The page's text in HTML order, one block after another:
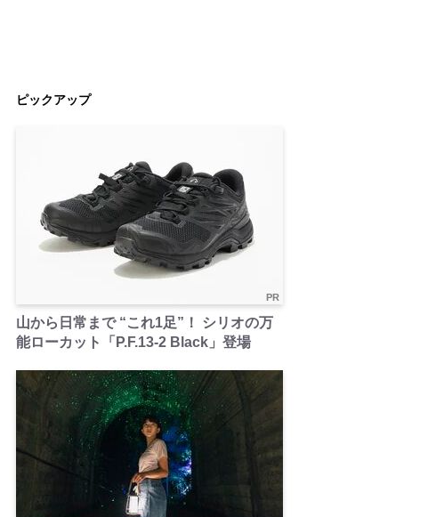
ピックアップ
PR
山から日常まで “これ1足”！ シリオの万
能ローカット「P.F.13-2 Black」登場